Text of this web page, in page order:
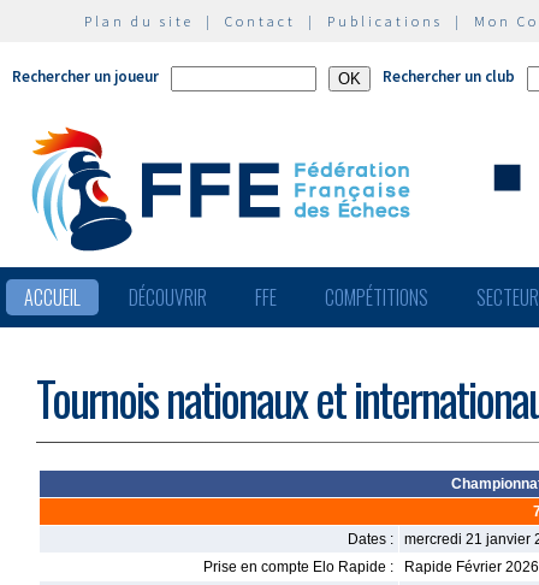
Plan du site | Contact | Publications | Mon
Rechercher un joueur Rechercher un club
ACCUEIL DÉCOUVRIR FFE COMPÉTITIONS
Tournois nationaux et
Dates :
mercredi 21 janvier
Prise en compte Elo Rapide :
Rapide Février 2026